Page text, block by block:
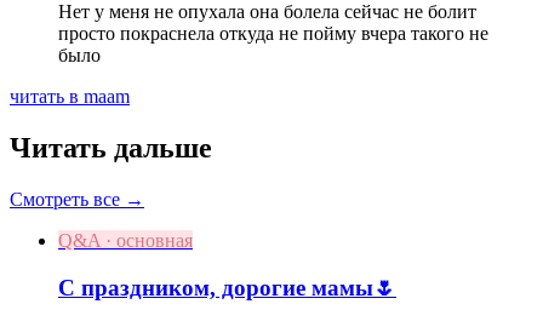
Нет у меня не опухала она болела сейчас не болит
просто покраснела откуда не пойму вчера такого не
было
читать в maam
Читать дальше
Смотреть все →
Q&A · основная
С праздником, дорогие мамы🌷